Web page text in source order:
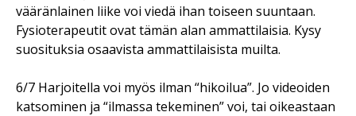
vääränlainen liike voi viedä ihan toiseen suuntaan.
Fysioterapeutit ovat tämän alan ammattilaisia. Kysy
suosituksia osaavista ammattilaisista muilta.
6/7 Harjoitella voi myös ilman “hikoilua”. Jo videoiden
katsominen ja “ilmassa tekeminen” voi, tai oikeastaan